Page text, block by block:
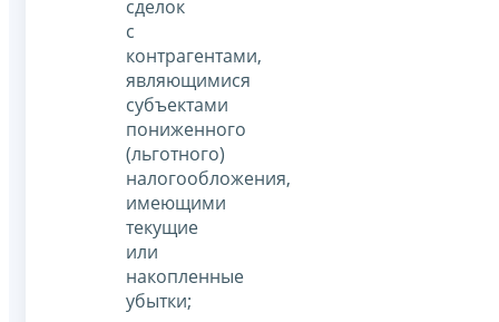
сделок
с
контрагентами,
являющимися
субъектами
пониженного
(льготного)
налогообложения,
имеющими
текущие
или
накопленные
убытки;